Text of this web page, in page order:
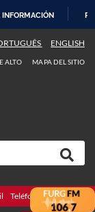
ENGLISH
ALTO MAPA DEL SITIO
Teléfonos Licitaciones